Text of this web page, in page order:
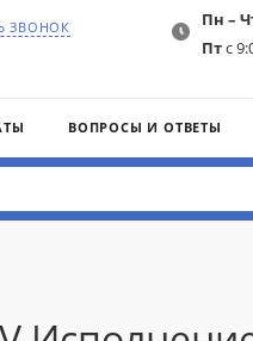
ЗВОНОК Пн –
Птс
ВОПРОСЫ И ОТВЕТЫ